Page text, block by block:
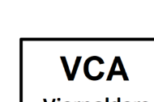
Prijsklasse:
€ 85,00
tot
€ 95,00